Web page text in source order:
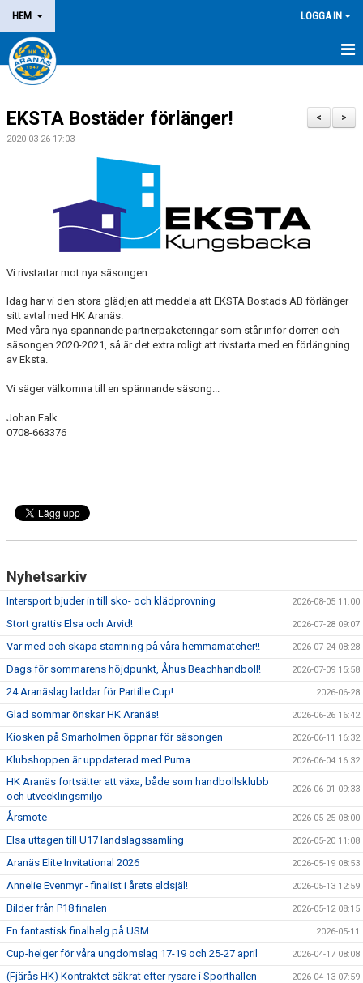
HEM LOGGA IN
NYHETER
OM KLUBBEN
DOMARE/FUNKTIONÄR
MATCHER
LOTTERIER
>
<
EKSTA Bostäder förlänger!
2020-03-26 17:03
Vi rivstartar mot nya säsongen...
Idag har vi den stora glädjen att meddela att EKSTA Bostads AB förlänger
sitt avtal med HK Aranäs.
Med våra nya spännande partnerpaketeringar som står inför dörren och
säsongen 2020-2021, så är det extra roligt att rivstarta med en förlängning
av Eksta.
Vi säger välkomna till en spännande säsong...
Johan Falk
0708-663376
Nyhetsarkiv
Intersport bjuder in till sko- och klädprovning 2026-08-05 11:00
Stort grattis Elsa och Arvid! 2026-07-28 09:07
Var med och skapa stämning på våra hemmamatcher!! 2026-07-24 08:28
Dags för sommarens höjdpunkt, Åhus Beachhandboll! 2026-07-09 15:58
24 Aranäslag laddar för Partille Cup! 2026-06-28
Glad sommar önskar HK Aranäs! 2026-06-26 16:42
Kiosken på Smarholmen öppnar för säsongen 2026-06-11 16:32
Klubshoppen är uppdaterad med Puma 2026-06-04 16:32
HK Aranäs fortsätter att växa, både som handbollsklubb
och utvecklingsmiljö
2026-06-01 09:33
Årsmöte 2026-05-25 08:00
Elsa uttagen till U17 landslagssamling 2026-05-20 11:08
Aranäs Elite Invitational 2026 2026-05-19 08:53
Annelie Evenmyr - finalist i årets eldsjäl! 2026-05-13 12:59
Bilder från P18 finalen 2026-05-12 08:15
En fantastisk finalhelg på USM 2026-05-11
Cup-helger för våra ungdomslag 17-19 och 25-27 april 2026-04-17 08:08
(Fjärås HK) Kontraktet säkrat efter rysare i Sporthallen 2026-04-13 07:59